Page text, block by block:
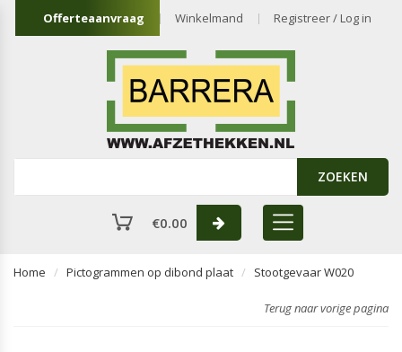
Offerteaanvraag Winkelmand Registreer / Log in
ZOEKEN
€0.00
Home Pictogrammen op dibond plaat Stootgevaar W020
Terug naar vorige pagina